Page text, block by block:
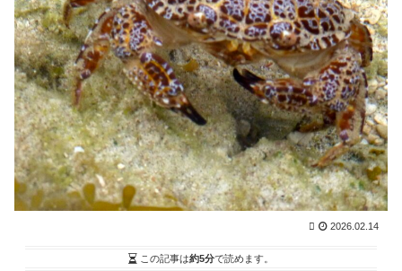
【悲報】ラーメンおぢ、青く変色した『にんにく』が
出てきてブチギレwwwwwwww / NEWまとめサイトアン
テナ！ NEW! (8/6 09:00)
【プロ野球】今年のドラフトの目玉が動く！最速152
キロの超大型二刀流・菰田の進路表明に大興奮 / 2chま
とめアンテナ！ (8/5 22:48)
【動画】アメリカ人「これは親子のスキンシップを超
えている…」←1.2万いいね / 2chまとめアンテナ！ (8/5
22:48)
【プロ野球】昭和の江川から令和の佐々木まで！時代
を駆け抜けた歴代怪物の最強議論を徹底比較 / 2chまと
めアンテナ！
(8/5 22:48)
大谷翔平、カブス・今永から第25号先頭打者ホームラ
2026.02.14
この記事は約5分で読めます。